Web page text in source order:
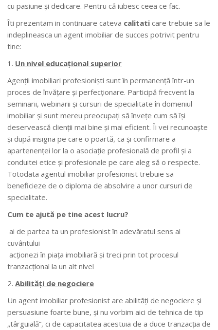
cu pasiune şi dedicare. Pentru că iubesc ceea ce fac.
Îti prezentam in continuare cateva calitati care trebuie sa le
indeplineasca un agent imobiliar de succes potrivit pentru
tine:
Un nivel educațional superior
Agenţii imobiliari profesionişti sunt în permanenţă într-un
proces de învăţare şi perfecţionare. Participă frecvent la
seminarii, webinarii şi cursuri de specialitate în domeniul
imobiliar şi sunt mereu preocupaţi să înveţe cum să îşi
deservească clienţii mai bine şi mai eficient. Îi vei recunoaşte
şi după insigna pe care o poartă, ca şi confirmare a
apartenenţei lor la o asociaţie profesională de profil şi a
conduitei etice şi profesionale pe care aleg să o respecte.
Totodata agentul imobiliar profesionist trebuie sa
beneficieze de o diploma de absolvire a unor cursuri de
specialitate.
Cum te ajută pe tine acest lucru?
ai de partea ta un profesionist în adevăratul sens al
cuvântului
acţionezi în piaţa imobiliară şi treci prin tot procesul
tranzacţional la un alt nivel
Abilități de negociere
Un agent imobiliar profesionist are abilităţi de negociere şi
persuasiune foarte bune, şi nu vorbim aici de tehnica de tip
„târguială”, ci de capacitatea acestuia de a duce tranzacţia de